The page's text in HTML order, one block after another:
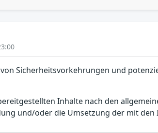
Sicherheitsvorkehrungen und
Inhalte nach den
und/oder die Umsetzung der mit